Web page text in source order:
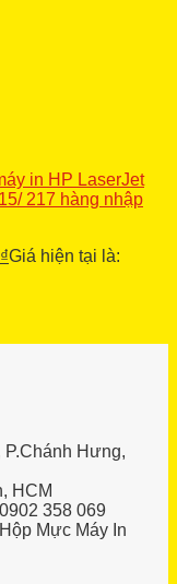
in HP LaserJet
217 hàng nhập
₫Giá hiện tại là:
Hưng,
HCM
358 069
Mực Máy In